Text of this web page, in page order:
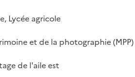
Lycée agricole
et de la photographie (MPP)
de l'aile est